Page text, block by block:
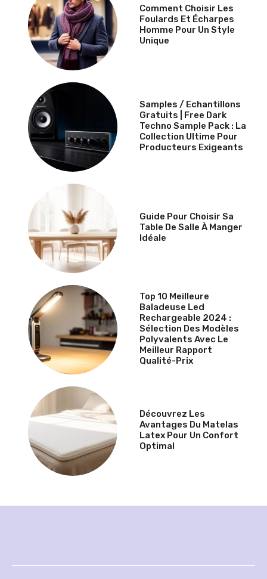
Comment Choisir Les
Foulards Et Écharpes
Homme Pour Un Style
Unique
Samples / Echantillons
Gratuits | Free Dark
Techno Sample Pack : La
Collection Ultime Pour
Producteurs Exigeants
Guide Pour Choisir Sa
Table De Salle À Manger
Idéale
Top 10 Meilleure
Baladeuse Led
Rechargeable 2024 :
Sélection Des Modèles
Polyvalents Avec Le
Meilleur Rapport
Qualité-Prix
Découvrez Les
Avantages Du Matelas
Latex Pour Un Confort
Optimal